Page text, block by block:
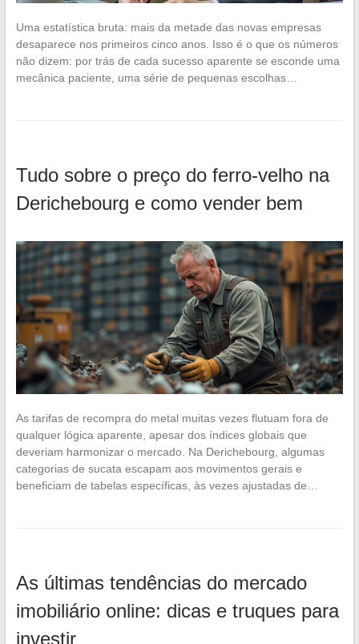
Uma estatística bruta: mais da metade das novas empresas
desaparece nos primeiros cinco anos. Isso é o que os números
não dizem: por trás de cada sucesso aparente se esconde uma
mecânica paciente, uma série de pequenas escolhas…
Tudo sobre o preço do ferro-velho na
Derichebourg e como vender bem
As tarifas de recompra do metal muitas vezes flutuam fora de
qualquer lógica aparente, apesar dos índices globais que
deveriam harmonizar o mercado. Na Derichebourg, algumas
categorias de sucata escapam aos movimentos gerais e
beneficiam de tabelas específicas, às vezes ajustadas de…
As últimas tendências do mercado
imobiliário online: dicas e truques para
investir